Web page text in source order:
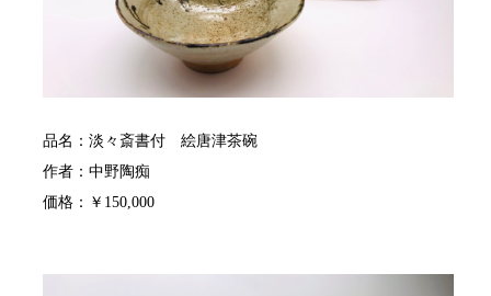
品名：淡々斎書付 絵唐津茶碗
作者：中野陶痴
価格：￥150,000